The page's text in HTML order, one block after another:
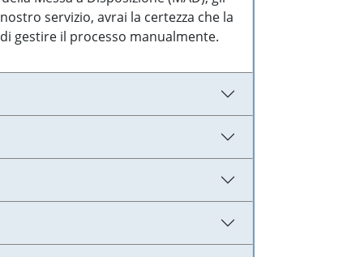
servizio, avrai la certezza che la
gestire il processo manualmente.